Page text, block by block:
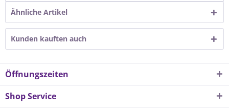
Ähnliche Artikel
Kunden kauften auch
Öffnungszeiten
Shop Service